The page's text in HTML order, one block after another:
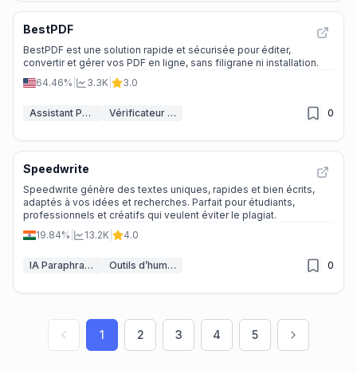
BestPDF
BestPDF est une solution rapide et sécurisée pour éditer,
convertir et gérer vos PDF en ligne, sans filigrane ni installation.
64.46%
3.3K 3.0
Assistant PDF IA Vérificateur de grammaire IA 0
Speedwrite
Speedwrite génère des textes uniques, rapides et bien écrits,
adaptés à vos idées et recherches. Parfait pour étudiants,
professionnels et créatifs qui veulent éviter le plagiat.
19.84%
13.2K 4.0
IA Paraphraseur Outils d’humanisation de texte par IA 0
1 2 3 4 5